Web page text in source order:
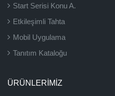
Start Serisi Konu A.
Etkileşimli Tahta
Mobil Uygulama
Tanıtım Kataloğu
ÜRÜNLERIMIZ